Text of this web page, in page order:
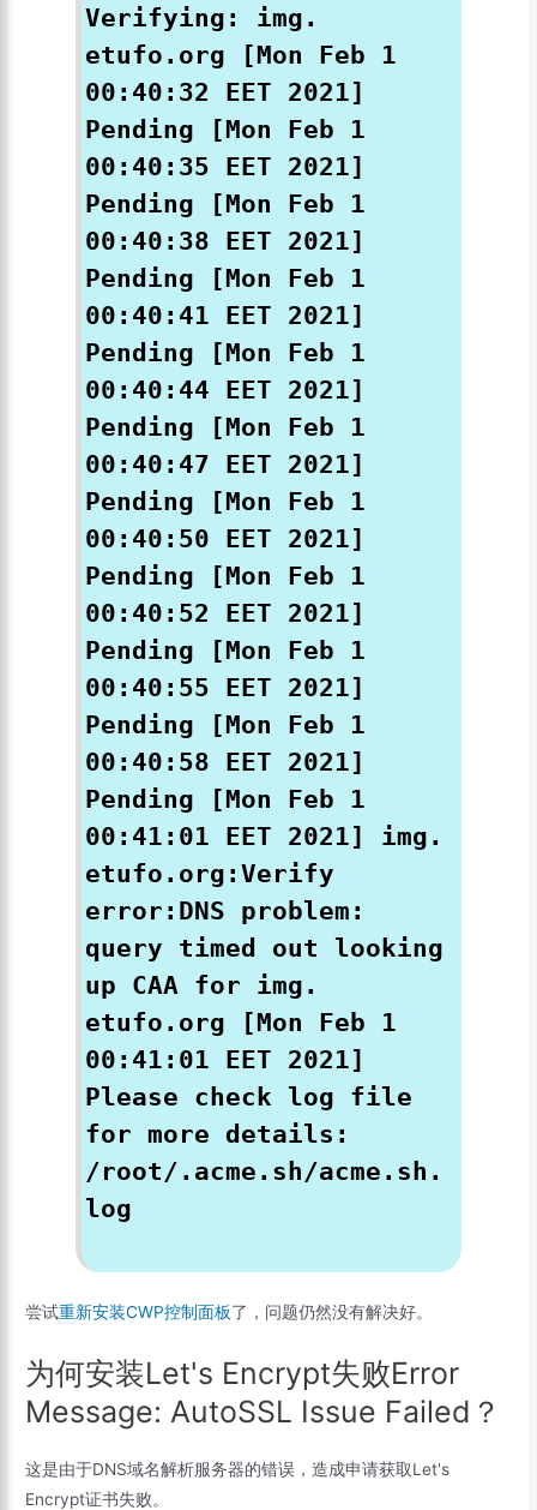
Verifying: img.
etufo.org [Mon Feb 1
00:40:32 EET 2021]
Pending [Mon Feb 1
00:40:35 EET 2021]
Pending [Mon Feb 1
00:40:38 EET 2021]
Pending [Mon Feb 1
00:40:41 EET 2021]
Pending [Mon Feb 1
00:40:44 EET 2021]
Pending [Mon Feb 1
00:40:47 EET 2021]
Pending [Mon Feb 1
00:40:50 EET 2021]
Pending [Mon Feb 1
00:40:52 EET 2021]
Pending [Mon Feb 1
00:40:55 EET 2021]
Pending [Mon Feb 1
00:40:58 EET 2021]
Pending [Mon Feb 1
00:41:01 EET 2021] img.
etufo.org:Verify
error:DNS problem:
query timed out looking
up CAA for img.
etufo.org [Mon Feb 1
00:41:01 EET 2021]
Please check log file
for more details:
/root/.acme.sh/acme.sh.
log
尝试重新安装CWP控制面板了，问题仍然没有解决好。
为何安装Let's Encrypt失败Error
Message: AutoSSL Issue Failed？
这是由于DNS域名解析服务器的错误，造成申请获取Let's
Encrypt证书失败。